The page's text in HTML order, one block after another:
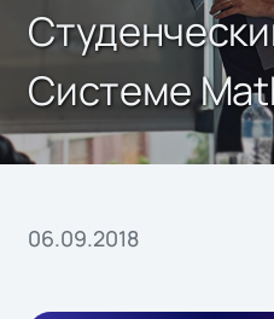
Системе
06.09.2018